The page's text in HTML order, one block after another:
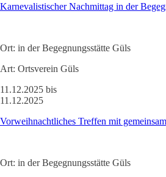
Karnevalistischer Nachmittag in der
Ort: in der Begegnungsstätte Güls
Art: Ortsverein Güls
11.12.2025 bis
11.12.2025
Vorweihnachtliches Treffen mit
Ort: in der Begegnungsstätte Güls